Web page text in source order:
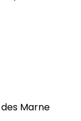
Marne